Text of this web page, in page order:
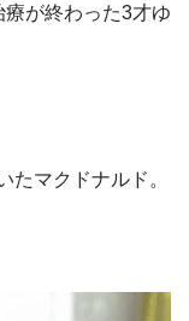
が終わった3才ゆ
たマクドナルド。